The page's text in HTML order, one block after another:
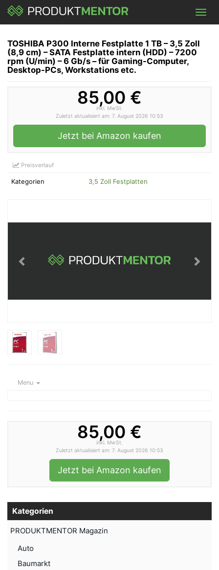
Skip
main
TOSHIBA P300 Interne Festplatte 1 TB – 3,5 Zoll
(8,9 cm) – SATA Festplatte intern (HDD) – 7200
rpm (U/min) – 6 Gb/s – für Gaming-Computer,
Desktop-PCs, Workstations etc.
85,00 €
inkl. MwSt.
Zuletzt aktualisiert am: 7. August 2026 10:53
Jetzt bei Amazon kaufen
Preisverlauf
Kategorien 3,5 Zoll Festplatten
Menu
85,00 €
inkl. MwSt.
Zuletzt aktualisiert am: 7. August 2026 10:53
Jetzt bei Amazon kaufen
Kategorien
PRODUKTMENTOR Magazin
Auto
Baumarkt